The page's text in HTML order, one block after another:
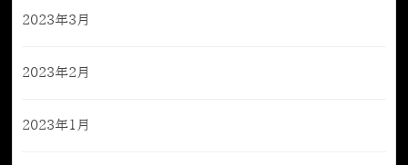
2023年3月
2023年2月
2023年1月